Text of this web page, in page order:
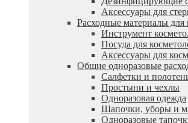
Аксессуары для
Расходные материалы для
Инструмент
Посуда для
Аксессуары для
Общие одноразовые
Салфетки и
Простыни и чехлы
Одноразовая одежда
Шапочки, уборы и
Одноразовые